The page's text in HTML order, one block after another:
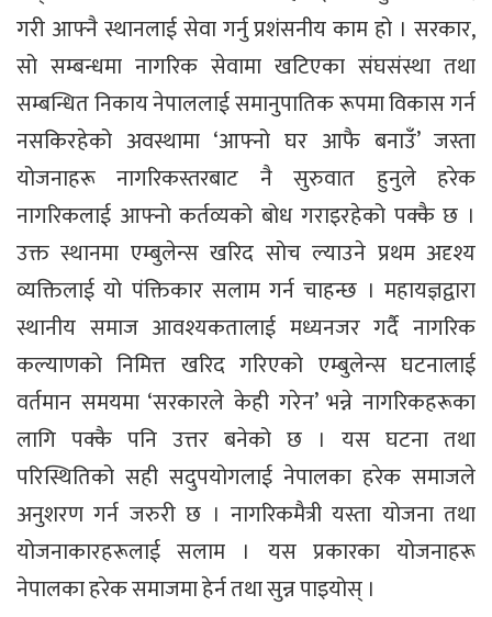
गरी आफ्नै स्थानलाई सेवा गर्नु प्रशंसनीय काम हो । सरकार,
सो सम्बन्धमा नागरिक सेवामा खटिएका संघसंस्था तथा
सम्बन्धित निकाय नेपाललाई समानुपातिक रूपमा विकास गर्न
नसकिरहेको अवस्थामा ‘आफ्नो घर आफै बनाउँ’ जस्ता
योजनाहरू नागरिकस्तरबाट नै सुरुवात हुनुले हरेक
नागरिकलाई आफ्नो कर्तव्यको बोध गराइरहेको पक्कै छ ।
उक्त स्थानमा एम्बुलेन्स खरिद सोच ल्याउने प्रथम अदृश्य
व्यक्तिलाई यो पंक्तिकार सलाम गर्न चाहन्छ । महायज्ञद्वारा
स्थानीय समाज आवश्यकतालाई मध्यनजर गर्दै नागरिक
कल्याणको निमित्त खरिद गरिएको एम्बुलेन्स घटनालाई
वर्तमान समयमा ‘सरकारले केही गरेन’ भन्ने नागरिकहरूका
लागि पक्कै पनि उत्तर बनेको छ । यस घटना तथा
परिस्थितिको सही सदुपयोगलाई नेपालका हरेक समाजले
अनुशरण गर्न जरुरी छ । नागरिकमैत्री यस्ता योजना तथा
योजनाकारहरूलाई सलाम । यस प्रकारका योजनाहरू
नेपालका हरेक समाजमा हेर्न तथा सुन्न पाइयोस् ।